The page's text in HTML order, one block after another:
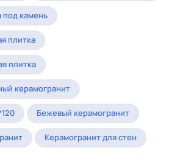
под камень
плитка
плитка
керамогранит
Бежевый керамогранит
Керамогранит для стен